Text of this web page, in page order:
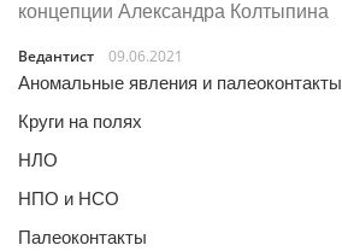
концепции Александра Колтыпина
Ведантист
09.06.2021
Аномальные явления и палеоконтакты
Круги на полях
НЛО
НПО и НСО
Палеоконтакты